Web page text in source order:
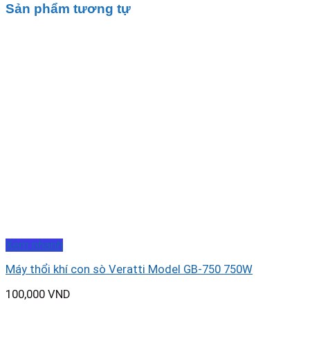
Sản phẩm tương tự
Xem nhanh
Máy thổi khí con sò Veratti Model GB-750 750W
100,000 VND